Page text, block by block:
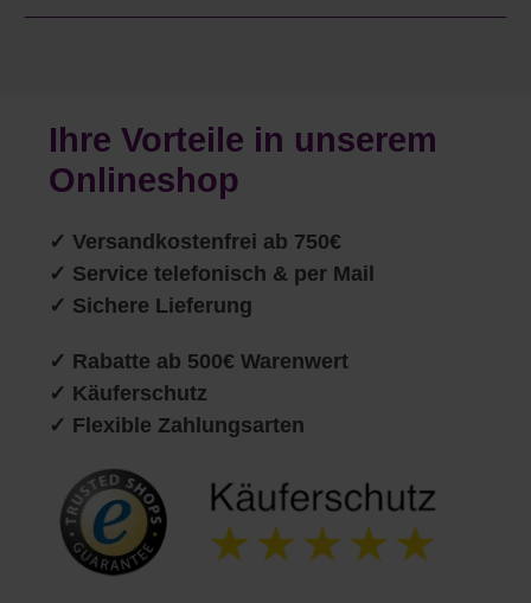
Ihre Vorteile in unserem
Onlineshop
✓ Versandkostenfrei ab 750€
✓ Service telefonisch & per Mail
✓ Sichere Lieferung
✓ Rabatte ab 500€ Warenwert
✓ Käuferschutz
✓ Flexible Zahlungsarten